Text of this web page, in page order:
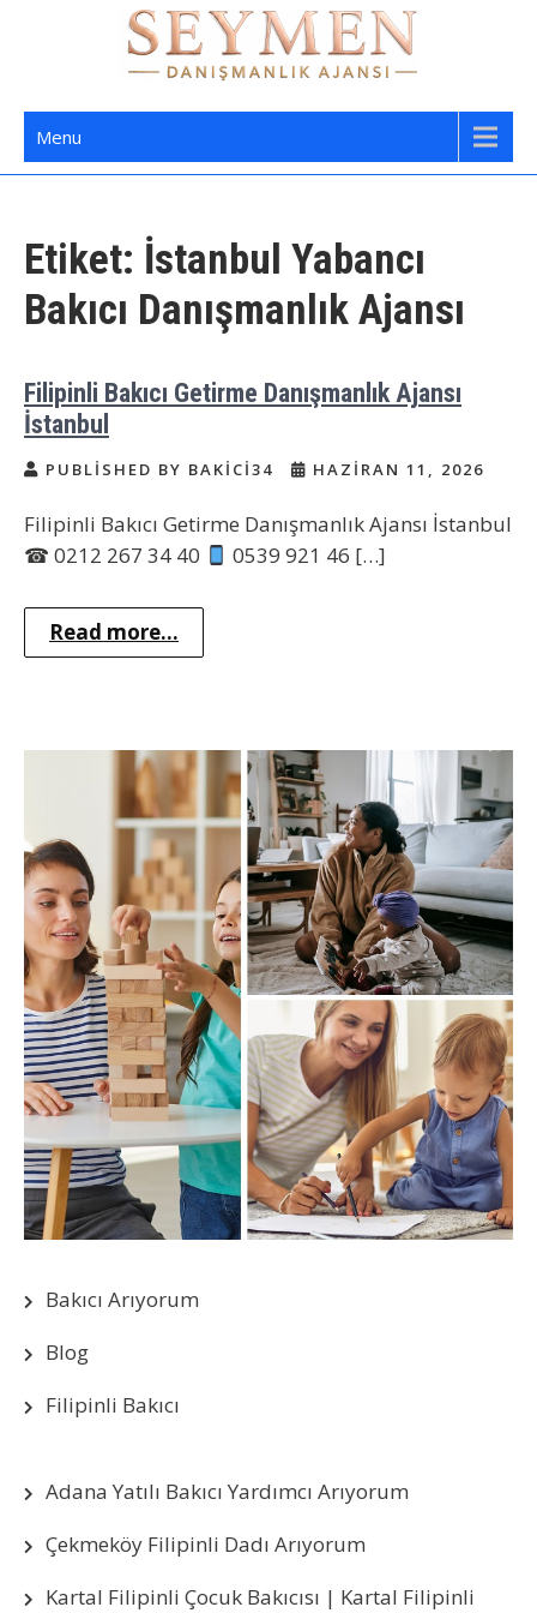
Seymen Danışmanlık | Yatılı Bakıcı,
Dadı,
Menu
Etiket: İstanbul Yabancı
Bakıcı Danışmanlık Ajansı
Filipinli Bakıcı Getirme Danışmanlık Ajansı
İstanbul
PUBLISHED BY BAKICI34 HAZIRAN 11, 2026
Filipinli Bakıcı Getirme Danışmanlık Ajansı İstanbul
☎ 0212 267 34 40
0539 921 46 […]
Read more...
Bakıcı Arıyorum
Blog
Filipinli Bakıcı
Adana Yatılı Bakıcı Yardımcı Arıyorum
Çekmeköy Filipinli Dadı Arıyorum
Kartal Filipinli Çocuk Bakıcısı | Kartal Filipinli